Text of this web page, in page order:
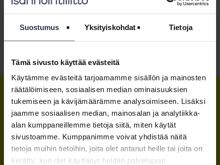
Suostumus Yksityiskohdat Tietoja
Tämä sivusto käyttää evästeitä
Käytämme evästeitä tarjoamamme sisällön ja mainosten
räätälöimiseen, sosiaalisen median ominaisuuksien
tukemiseen ja kävijämäärämme analysoimiseen. Lisäksi
jaamme sosiaalisen median, mainosalan ja analytiikka-
alan kumppaneillemme tietoja siitä, miten käytät
sivustoamme. Kumppanimme voivat yhdistää näitä
tietoja muihin tietoihin, joita olet antanut heille tai joita on
kerätty, kun olet käyttänyt heidän palvelujaan.
Jaa somessa
Isännöintiliitto
LinkedInissä
Isännöintiliitto
Facebookissa
Isännöintiliitto
Instagrammissa
Isännöintiliiton toimistosijaitsee Hakaniemessä Helsingissä.
Postiosoite:PL 1370, 00101 HelsinkiSähköpostit:
etunimi.sukunimi@isannointiliitto.fi
Tietosuoja Hallitse evästeasetuksia